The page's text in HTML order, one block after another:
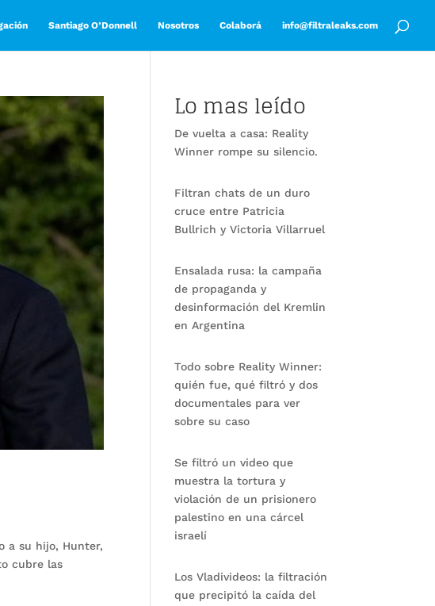
Santiago O’Donnell Nosotros Colaborá info@filtraleaks.com
a su hijo, Hunter,
cubre las
Lo mas leído
De vuelta a casa: Reality
Winner rompe su silencio.
Filtran chats de un duro
cruce entre Patricia
Bullrich y Victoria Villarruel
Ensalada rusa: la campaña
de propaganda y
desinformación del Kremlin
en Argentina
Todo sobre Reality Winner:
quién fue, qué filtró y dos
documentales para ver
sobre su caso
Se filtró un video que
muestra la tortura y
violación de un prisionero
palestino en una cárcel
israelí
Los Vladivideos: la filtración
que precipitó la caída del